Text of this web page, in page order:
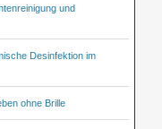
und
Desinfektion im
ohne Brille